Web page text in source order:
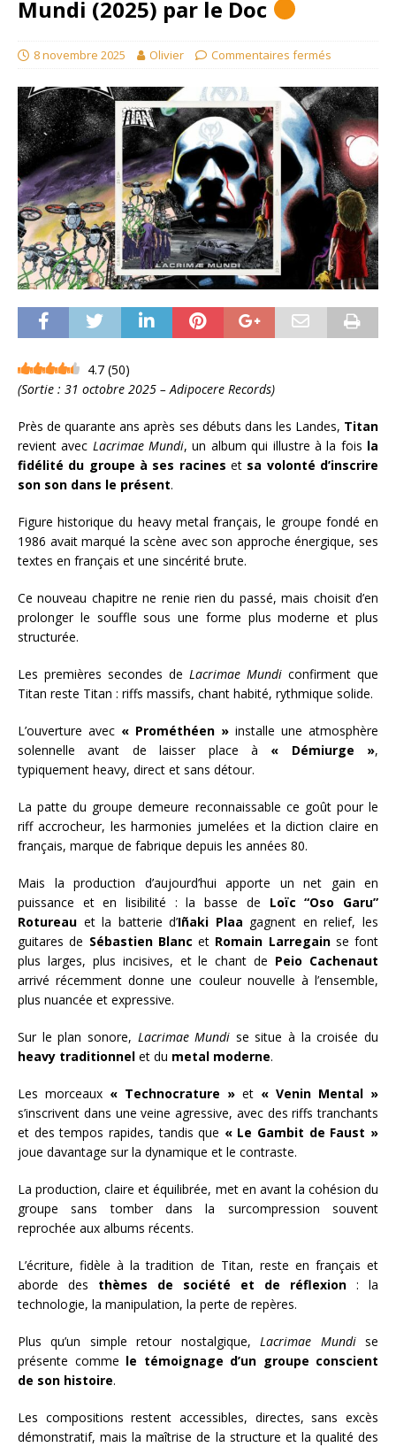
Mundi (2025) par le Doc
8 novembre 2025 Olivier Commentaires fermés
4.7 (50)
(Sortie : 31 octobre 2025 – Adipocere Records)
Près de quarante ans après ses débuts dans les Landes, Titan
revient avec Lacrimae Mundi, un album qui illustre à la fois la
fidélité du groupe à ses racines et sa volonté d’inscrire
son son dans le présent.
Figure historique du heavy metal français, le groupe fondé en
1986 avait marqué la scène avec son approche énergique, ses
textes en français et une sincérité brute.
Ce nouveau chapitre ne renie rien du passé, mais choisit d’en
prolonger le souffle sous une forme plus moderne et plus
structurée.
Les premières secondes de Lacrimae Mundi confirment que
Titan reste Titan : riffs massifs, chant habité, rythmique solide.
L’ouverture avec « Prométhéen » installe une atmosphère
solennelle avant de laisser place à « Démiurge »,
typiquement heavy, direct et sans détour.
La patte du groupe demeure reconnaissable ce goût pour le
riff accrocheur, les harmonies jumelées et la diction claire en
français, marque de fabrique depuis les années 80.
Mais la production d’aujourd’hui apporte un net gain en
puissance et en lisibilité : la basse de Loïc “Oso Garu”
Rotureau et la batterie d’Iñaki Plaa gagnent en relief, les
guitares de Sébastien Blanc et Romain Larregainse font
plus larges, plus incisives, et le chant de Peio Cachenaut
arrivé récemment donne une couleur nouvelle à l’ensemble,
plus nuancée et expressive.
Sur le plan sonore, Lacrimae Mundi se situe à la croisée du
heavy traditionnel et du metal moderne.
Les morceaux « Technocrature » et « Venin Mental »
s’inscrivent dans une veine agressive, avec des riffs tranchants
et des tempos rapides, tandis que « Le Gambit de Faust »
joue davantage sur la dynamique et le contraste.
La production, claire et équilibrée, met en avant la cohésion du
groupe sans tomber dans la surcompression souvent
reprochée aux albums récents.
L’écriture, fidèle à la tradition de Titan, reste en français et
aborde des thèmes de société et de réflexion : la
technologie, la manipulation, la perte de repères.
Plus qu’un simple retour nostalgique,Lacrimae Mundise
présente comme le témoignage d’un groupe conscient
de son histoire.
Les compositions restent accessibles, directes, sans excès
démonstratif, mais la maîtrise de la structure et la qualité des